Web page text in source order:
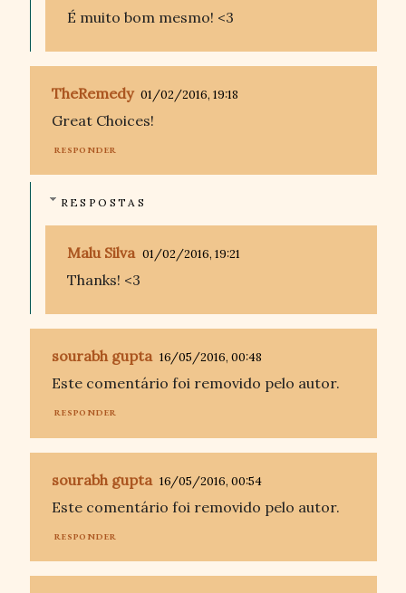
É muito bom mesmo! <3
TheRemedy 01/02/2016, 19:18
Great Choices!
RESPONDER
RESPOSTAS
Malu Silva 01/02/2016, 19:21
Thanks! <3
sourabh gupta 16/05/2016, 00:48
Este comentário foi removido pelo autor.
RESPONDER
sourabh gupta 16/05/2016, 00:54
Este comentário foi removido pelo autor.
RESPONDER